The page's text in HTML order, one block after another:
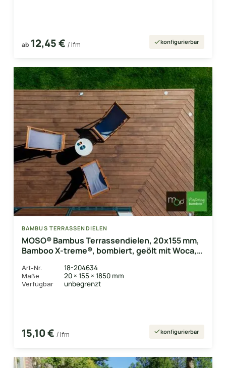
ab 12,45 € / lfm konfigurierbar
BAMBUS TERRASSENDIELEN
MOSO® Bambus Terrassendielen, 20x155 mm,
Bamboo X-treme®, bombiert, geölt mit Woca,
Art-Nr. 18-204634
Maße 20 × 155 × 1850 mm
Verfügbar unbegrenzt
15,10 € / lfm konfigurierbar